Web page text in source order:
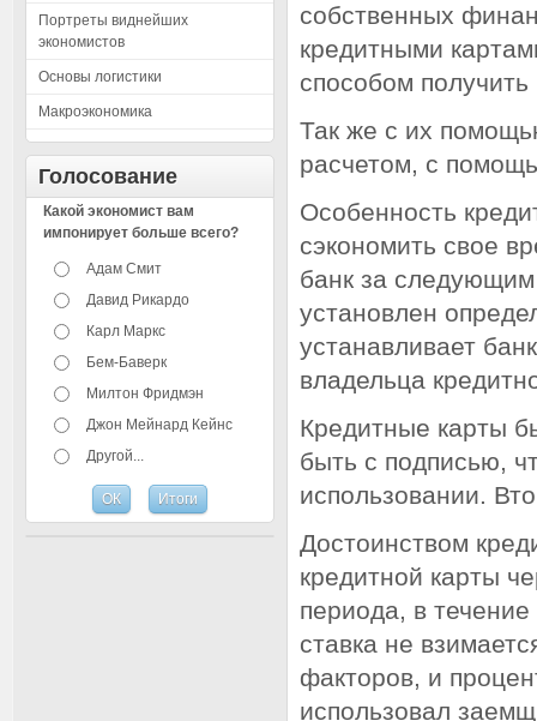
Портреты виднейших
экономистов
Основы логистики
Макроэкономика
Голосование
Какой экономист вам
импонирует больше всего?
Адам Смит
Давид Рикардо
Карл Маркс
Бем-Баверк
Милтон Фридмэн
Джон Мейнард Кейнс
Другой...
собственных
кредитными
способом
Так же с их
расчетом, с
Особенность
сэкономить свое
банк за
установлен
устанавливает
владельца
Кредитные карты
быть с подписью,
использовании.
Достоинством
кредитной карты
периода, в течение
ставка не
факторов, и
использовал